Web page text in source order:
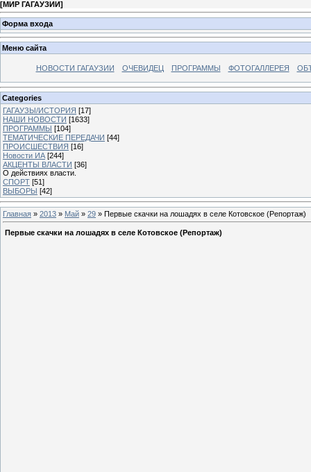
[МИР ГАГАУЗИИ]
Форма входа
Меню сайта
НОВОСТИ ГАГАУЗИИ ОЧЕВИДЕЦ ПРОГРАММЫ ФОТОГАЛЛЕРЕЯ
Categories
ГАГАУЗЫ/ИСТОРИЯ [17]
НАШИ НОВОСТИ [1633]
ПРОГРАММЫ [104]
ТЕМАТИЧЕСКИЕ ПЕРЕДАЧИ [44]
ПРОИСШЕСТВИЯ [16]
Новости ИА [244]
АКЦЕНТЫ ВЛАСТИ [36]
О действиях власти.
СПОРТ [51]
ВЫБОРЫ [42]
Главная » 2013 » Май » 29 » Первые скачки на лошадях в селе Котовское (Репортаж)
Первые скачки на лошадях в селе Котовское (Репортаж)